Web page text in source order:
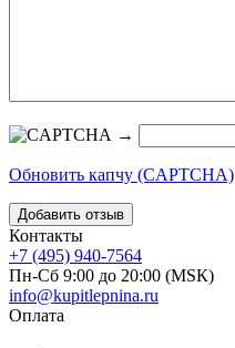
→
Обновить капчу (CAPTCHA)
Контакты
+7 (495) 940-7564
Пн-Сб 9:00 до 20:00 (МSК)
info@kupitlepnina.ru
Оплата